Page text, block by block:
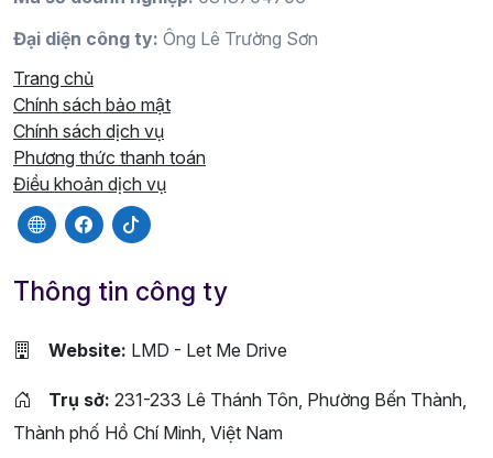
Đại diện công ty: Ông Lê Trường Sơn
Trang chủ
Chính sách bảo mật
Chính sách dịch vụ
Phương thức thanh toán
Điều khoản dịch vụ
Thông tin công ty
Website: LMD - Let Me Drive
Trụ sở: 231-233 Lê Thánh Tôn, Phường Bến Thành,
Thành phố Hồ Chí Minh, Việt Nam